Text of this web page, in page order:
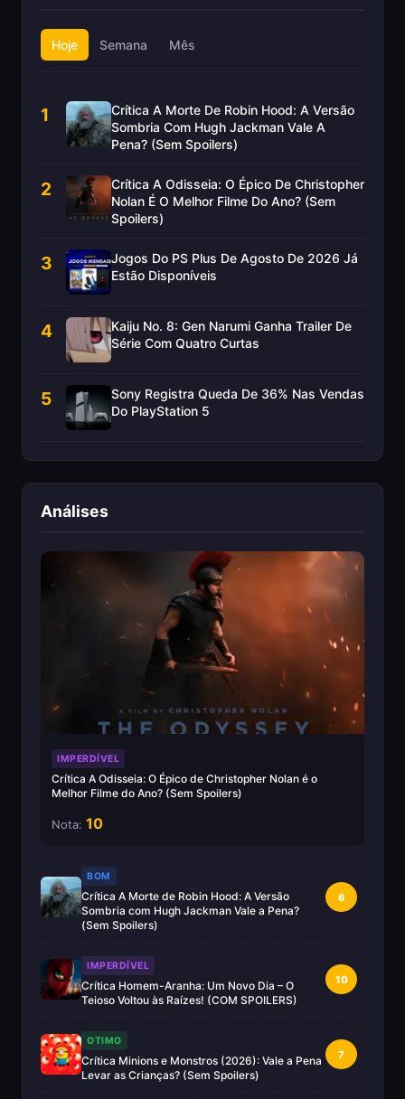
Hoje Semana Mês
1
Crítica A Morte De Robin Hood: A Versão
Sombria Com Hugh Jackman Vale A
Pena? (Sem Spoilers)
2
Crítica A Odisseia: O Épico De Christopher
Nolan É O Melhor Filme Do Ano? (Sem
Spoilers)
3
Jogos Do PS Plus De Agosto De 2026 Já
Estão Disponíveis
4
Kaiju No. 8: Gen Narumi Ganha Trailer De
Série Com Quatro Curtas
5
Sony Registra Queda De 36% Nas Vendas
Do PlayStation 5
Análises
IMPERDÍVEL
Crítica A Odisseia: O Épico de Christopher Nolan é o
Melhor Filme do Ano? (Sem Spoilers)
Nota: 10
BOM
Crítica A Morte de Robin Hood: A Versão
Sombria com Hugh Jackman Vale a Pena?
(Sem Spoilers)
6
IMPERDÍVEL
Crítica Homem-Aranha: Um Novo Dia – O
Teioso Voltou às Raízes! (COM SPOILERS)
10
OTIMO
Crítica Minions e Monstros (2026): Vale a Pena
Levar as Crianças? (Sem Spoilers)
7